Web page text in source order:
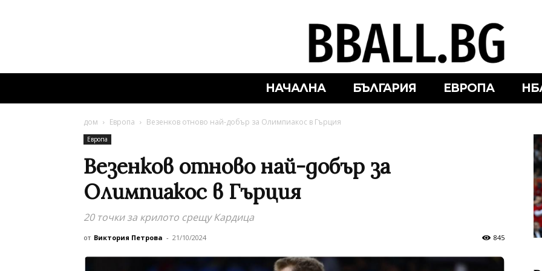
НАЧАЛНА БЪЛГАРИЯ ЕВРОПА
дом Европа Везенков отново най-добър за Олимпиакос в Гърция
Европа
Везенков отново най-добър за
Олимпиакос в Гърция
20 точки за крилото срещу Кардица
от Виктория Петрова - 21/10/2024 845